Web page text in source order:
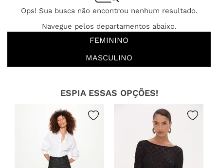
Ops! Sua busca não encontrou nenhum resultado.
Navegue pelos departamentos abaixo.
FEMININO
MASCULINO
ESPIA ESSAS OPÇÕES!